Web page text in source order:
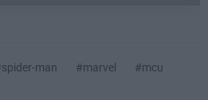
man #marvel
#mcu